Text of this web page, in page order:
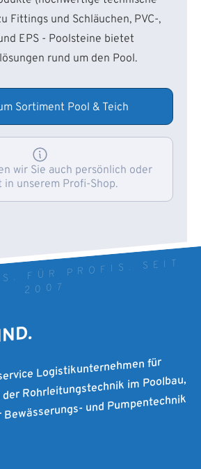
Fittings und Schläuchen, PVC-,
EPS - Poolsteine bietet
rund um den Pool.
Sortiment Pool & Teich
wir Sie auch persönlich oder
in unserem Profi-Shop.
FÜR PROFIS. SEIT
2007
Logistikunternehmen für
Rohrleitungstechnik im Poolbau,
und Pumpentechnik